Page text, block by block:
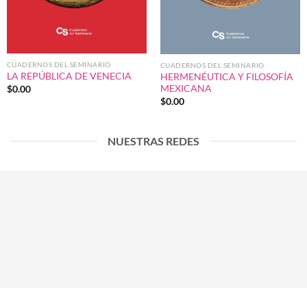
CUADERNOS DEL SEMINARIO
LA REPÚBLICA DE VENECIA
$0.00
CUADERNOS DEL SEMINARIO
HERMENÉUTICA Y FILOSOFÍA
MEXICANA
$0.00
NUESTRAS REDES